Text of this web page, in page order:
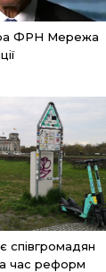
ФРН Мережа
співгромадян
час реформ